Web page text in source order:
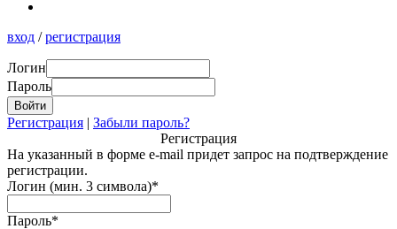
вход /регистрация
Логин
Пароль
Регистрация | Забыли пароль?
Регистрация
На указанный в форме e-mail придет запрос на подтверждение
регистрации.
Логин (мин. 3 символа)*
Пароль*